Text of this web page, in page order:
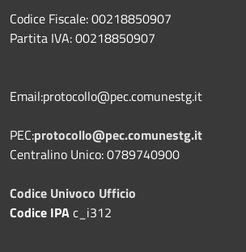
Codice Fiscale: 00218850907
Partita IVA: 00218850907
Email:protocollo@pec.comunestg.it
PEC:protocollo@pec.comunestg.it
Centralino Unico: 0789740900
Codice Univoco Ufficio
Codice IPAc_i312